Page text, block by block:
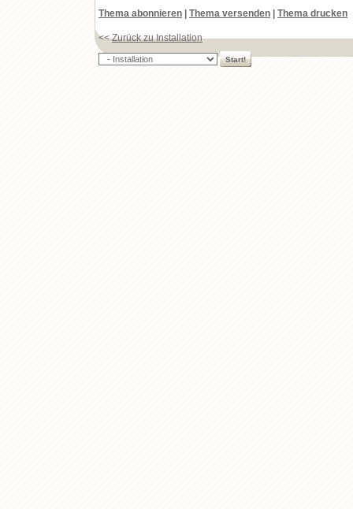
Thema abonnieren Thema versenden Thema drucken
<<Zurück zu Installation